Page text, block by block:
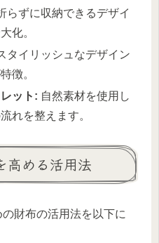
らずに収納できるデザイ
化。
タイリッシュなデザイン
徴。
ット: 自然素材を使用し
れを整えます。
高める活用法
財布の活用法を以下に